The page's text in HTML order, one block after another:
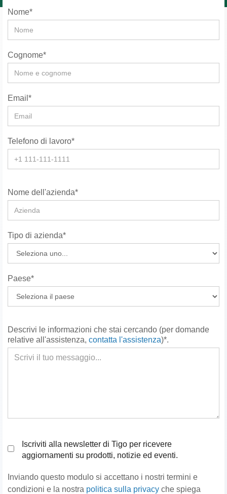
Nome*
Cognome*
Email*
Telefono di lavoro*
Nome dell'azienda*
Tipo di azienda*
Paese*
Descrivi le informazioni che stai cercando (per domande
relative all'assistenza, contatta l'assistenza)*.
Iscriviti alla newsletter di Tigo per ricevere
aggiornamenti su prodotti, notizie ed eventi.
Inviando questo modulo si accettano i nostri termini e
condizioni e la nostra politica sulla privacy che spiega